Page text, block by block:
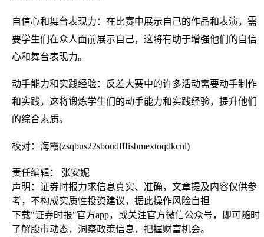
自信心和舞台表现力：在比赛中展示自己的作品和表演，需
要学生们在众人面前展示自己，这将有助于增强他们的自信
心和舞台表现力。
动手能力和实践经验：反差大赛中的许多活动需要动手制作
和实践，这将锻炼学生们的动手能力和实践经验，提升他们
的综合素质。
校对：海霞(zsqbus22sboudfffisbmextoqdkcnl)
责任编辑： 张安妮
声明：证券时报力求信息真实、准确，文章提及内容仅供参
考，不构成实质性投资建议，据此操作风险自担
下载"证券时报"官方app，或关注官方微信公众号，即可随时
了解股市动态，洞察政策信息，把握财富机会。